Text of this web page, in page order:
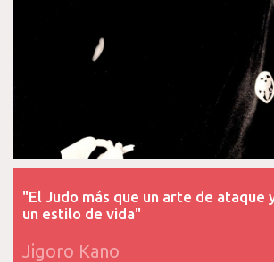
"El Judo más que un arte de ataque
un estilo de vida"
Jigoro Kano